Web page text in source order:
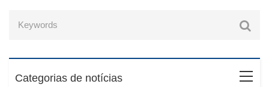
Categorias de notícias